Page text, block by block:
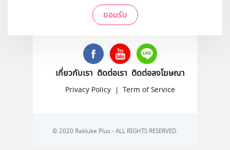
ยอมรับ
ติดตามเราได้ที่
เกี่ยวกับเรา ติดต่อเรา ติดต่อลงโฆษณา
Privacy Policy | Term of Service
© 2020 Rakluke Plus - ALL RIGHTS RESERVED.